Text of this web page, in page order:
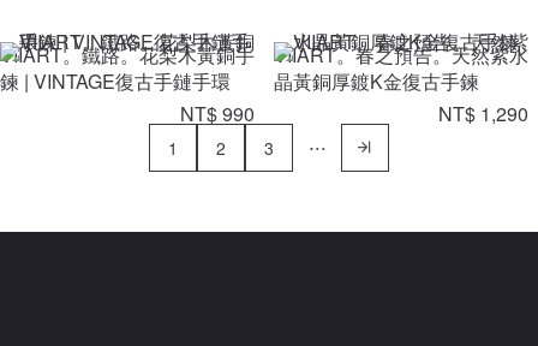
VIIART。鐵路。花梨木黃銅手
鍊 | VINTAGE復古手鏈手環
NT$ 990
VIIART。春之預告。天然紫水
晶黃銅厚鍍K金復古手鍊
NT$ 1,290
1 2 3